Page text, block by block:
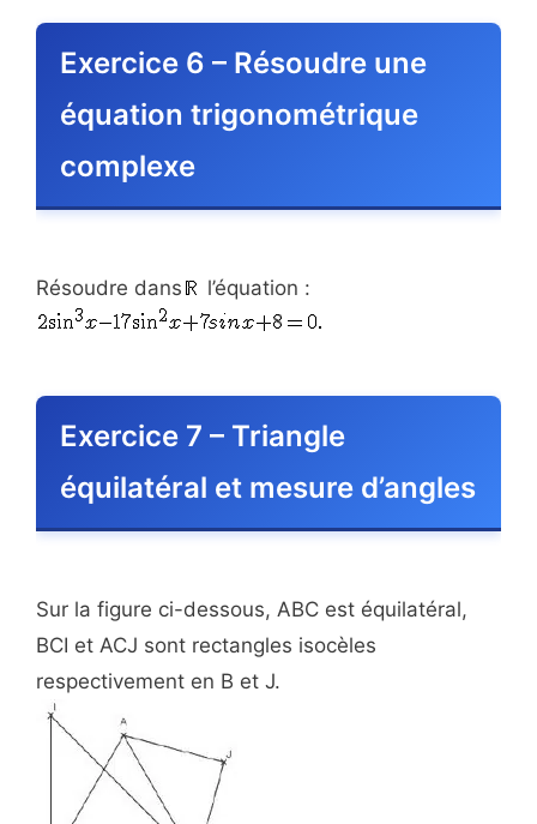
Exercice 6 – Résoudre une
équation trigonométrique
complexe
Résoudre dans l’équation :
Exercice 7 – Triangle
équilatéral et mesure d’angles
Sur la figure ci-dessous, ABC est équilatéral,
BCI et ACJ sont rectangles isocèles
respectivement en B et J.